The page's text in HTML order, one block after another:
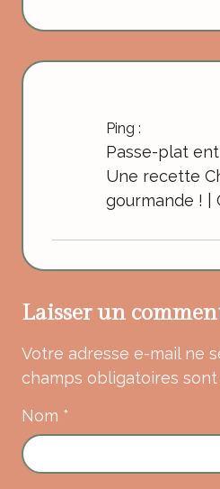
Ping :
Passe-plat
Une recette
gourmande ! |
Laisser un
Votre adresse e-mail ne
champs obligatoires
Nom *